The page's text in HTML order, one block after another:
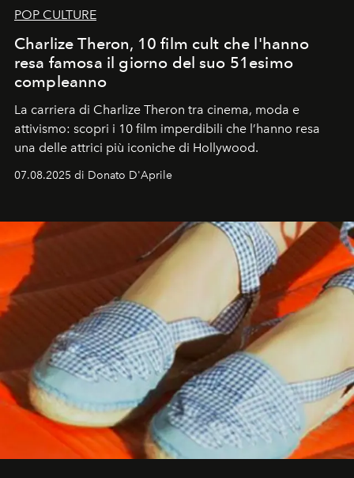
POP CULTURE
Charlize Theron, 10 film cult che l'hanno
resa famosa il giorno del suo 51esimo
compleanno
La carriera di Charlize Theron tra cinema, moda e
attivismo: scopri i 10 film imperdibili che l’hanno resa
una delle attrici più iconiche di Hollywood.
07.08.2025 di Donato D'Aprile